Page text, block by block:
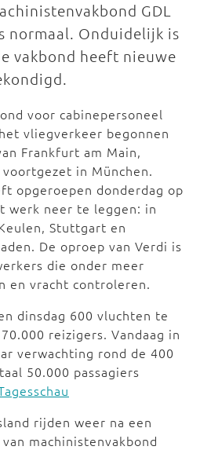
GDL
normaal. Onduidelijk is
vakbond heeft nieuwe
voor cabinepersoneel
vliegverkeer begonnen
Frankfurt am Main,
in München.
opgeroepen donderdag op
werk neer te leggen: in
Stuttgart en
De oproep van Verdi is
die onder meer
en vracht controleren.
dinsdag 600 vluchten te
reizigers. Vandaag in
verwachting rond de 400
50.000 passagiers
rijden weer na een
machinistenvakbond